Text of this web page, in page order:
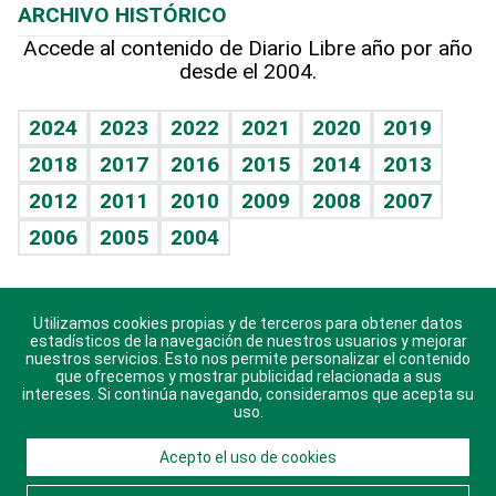
Hablando con el pediatra
Vida y familia
Eñe
Celebrando la vida
Sin complejos
En pocas palabras
Escuchando al corazón
Economía Personal
Línea de hit
TBT Deportivo
Más firmas
Hecho en casa
Guía del dinero
Cumpleaños
Horóscopos
Crucigramas
ARCHIVO HISTÓRICO
Accede al contenido de Diario Libre año por año
desde el 2004.
2024 2023 2022 2021 2020
2019
2018
2017 2016 2015 2014
2013
2012
2011 2010 2009 2008
2007
2006
2005 2004
Descarga nuestras aplicaciones para Android, iOS y
sistema Huawei.
© 2021 Diario Libre, todos los derechos reservados.
Utilizamos cookies propias y de terceros para obtener datos
estadísticos de la navegación de nuestros usuarios y mejorar
nuestros servicios. Esto nos permite personalizar el contenido
que ofrecemos y mostrar publicidad relacionada a sus
intereses. Si continúa navegando, consideramos que acepta su
uso.
Acepto el uso de cookies